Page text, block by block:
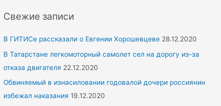
r
h
f
o
r
Свежие записи
В ГИТИСе рассказали о Евгении Хорошевцеве 28.12.2020
В Татарстане легкомоторный самолет сел на дорогу из-за
отказа двигателя 22.12.2020
Обвиняемый в изнасиловании годовалой дочери россиянин
избежал наказания 19.12.2020